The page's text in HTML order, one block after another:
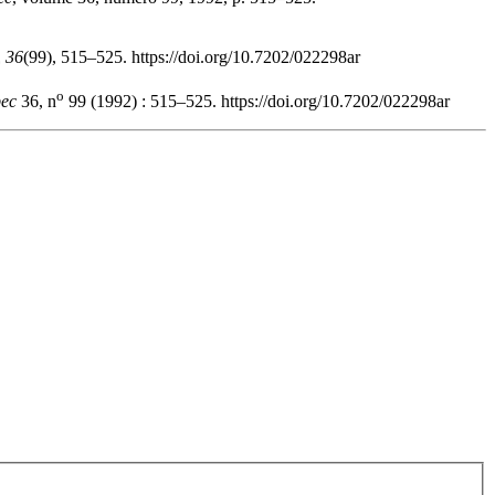
36(99), 515–525. https://doi.org/10.7202/022298ar
36, no 99 (1992) : 515–525. https://doi.org/10.7202/022298ar